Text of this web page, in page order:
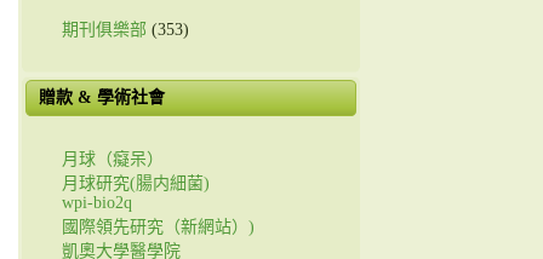
期刊俱樂部 (353)
贈款 & 學術社會
月球（癡呆）
月球研究(腸内細菌)
wpi-bio2q
國際領先研究（新網站）)
凱奧大學醫學院